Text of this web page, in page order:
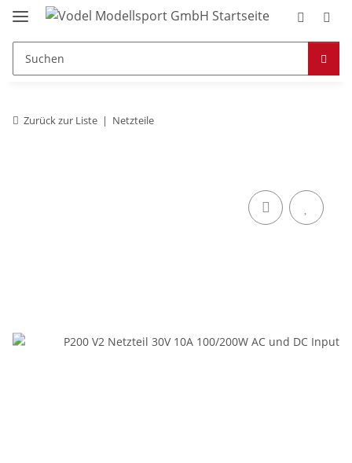
Zurück zur Liste Netzteile